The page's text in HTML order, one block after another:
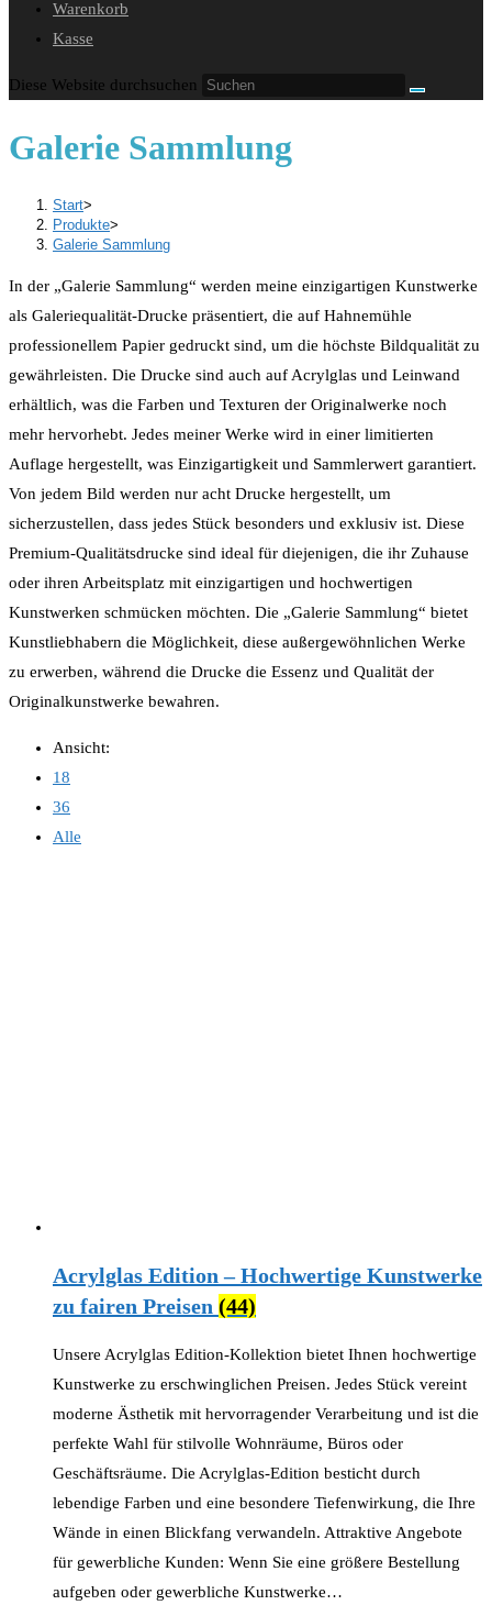
Warenkorb
Kasse
Diese Website durchsuchen
Galerie Sammlung
Start>
Produkte>
Galerie Sammlung
In der „Galerie Sammlung“ werden meine einzigartigen Kunstwerke
als Galeriequalität-Drucke präsentiert, die auf Hahnemühle
professionellem Papier gedruckt sind, um die höchste Bildqualität zu
gewährleisten. Die Drucke sind auch auf Acrylglas und Leinwand
erhältlich, was die Farben und Texturen der Originalwerke noch
mehr hervorhebt. Jedes meiner Werke wird in einer limitierten
Auflage hergestellt, was Einzigartigkeit und Sammlerwert garantiert.
Von jedem Bild werden nur acht Drucke hergestellt, um
sicherzustellen, dass jedes Stück besonders und exklusiv ist. Diese
Premium-Qualitätsdrucke sind ideal für diejenigen, die ihr Zuhause
oder ihren Arbeitsplatz mit einzigartigen und hochwertigen
Kunstwerken schmücken möchten. Die „Galerie Sammlung“ bietet
Kunstliebhabern die Möglichkeit, diese außergewöhnlichen Werke
zu erwerben, während die Drucke die Essenz und Qualität der
Originalkunstwerke bewahren.
Ansicht:
18
36
Alle
Acrylglas Edition – Hochwertige Kunstwerke
zu fairen Preisen (44)
Unsere Acrylglas Edition-Kollektion bietet Ihnen hochwertige
Kunstwerke zu erschwinglichen Preisen. Jedes Stück vereint
moderne Ästhetik mit hervorragender Verarbeitung und ist die
perfekte Wahl für stilvolle Wohnräume, Büros oder
Geschäftsräume. Die Acrylglas-Edition besticht durch
lebendige Farben und eine besondere Tiefenwirkung, die Ihre
Wände in einen Blickfang verwandeln. Attraktive Angebote
für gewerbliche Kunden: Wenn Sie eine größere Bestellung
aufgeben oder gewerbliche Kunstwerke…